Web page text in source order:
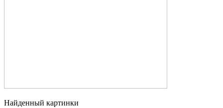
Найденный картинки